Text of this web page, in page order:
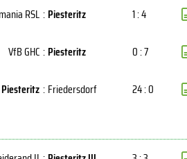
RSL : Piesteritz
1 : 4
VfB GHC : Piesteritz
0 : 7
Piesteritz : Friedersdorf 24 : 0